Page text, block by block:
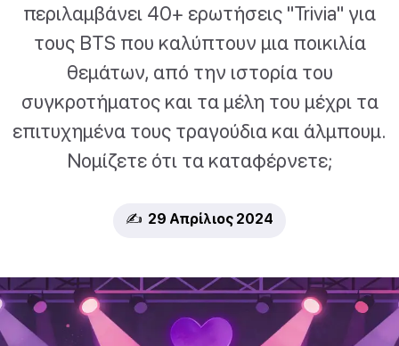
περιλαμβάνει 40+ ερωτήσεις "Trivia" για
τους BTS που καλύπτουν μια ποικιλία
θεμάτων, από την ιστορία του
συγκροτήματος και τα μέλη του μέχρι τα
επιτυχημένα τους τραγούδια και άλμπουμ.
Νομίζετε ότι τα καταφέρνετε;
✍️ 29 Απρίλιος 2024